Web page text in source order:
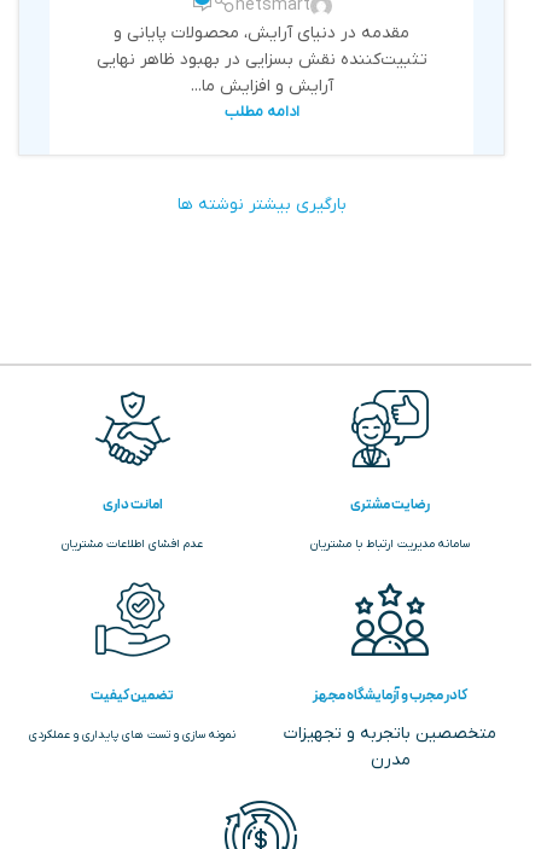
netsmart
مقدمه در دنیای آرایش، محصولات پایانی و
تثبیت‌کننده نقش بسزایی در بهبود ظاهر نهایی
آرایش و افزایش ما...
ادامه مطلب
بارگیری بیشتر نوشته ها
رضایت مشتری
سامانه مدیریت ارتباط با مشتریان
امانت داری
عدم افشای اطلاعات مشتریان
کادر مجرب و آزمایشگاه مجهز
متخصصین باتجربه و تجهیزات
مدرن
تضمین کیفیت
نمونه سازی و تست های پایداری و عملکردی